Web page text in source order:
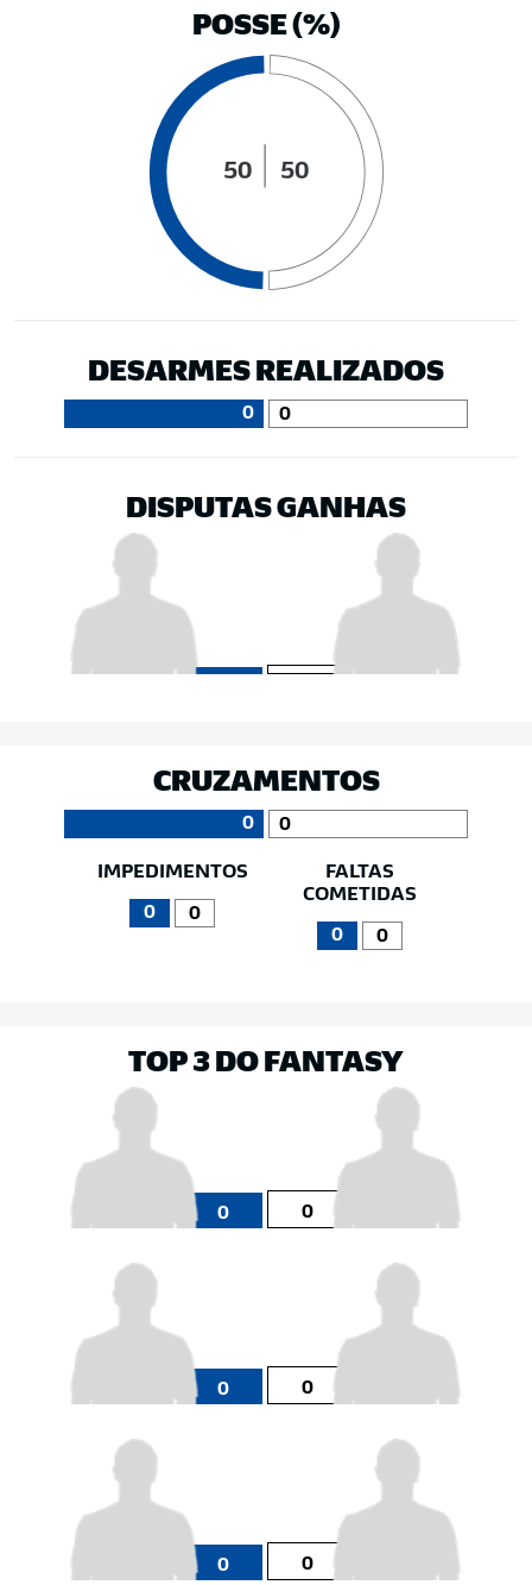
POSSE (%)
50 50
DESARMES REALIZADOS
0 0
DISPUTAS GANHAS
CRUZAMENTOS
0 0
IMPEDIMENTOS
0 0
FALTAS
COMETIDAS
0 0
TOP 3 DO FANTASY
0 0
0 0
0 0